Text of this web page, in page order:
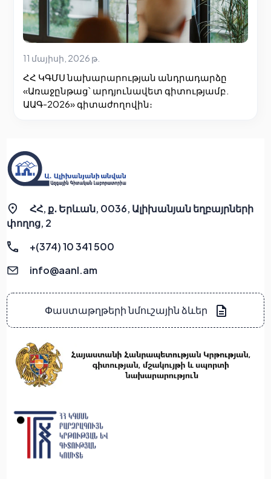
11 մայիսի, 2026 թ.
ՀՀ ԿԳՄՍ նախարարության անդրադարձը
«Առաջընթաց՝ արդյունավետ գիտությամբ.
ԱԱԳ-2026» գիտաժողովին։
ՀՀ, ք․ Երևան, 0036, Ալիխանյան եղբայրների
փողոց, 2
+(374) 10 341 500
info@aanl.am
Փաստաթղթերի նմուշային ձևեր